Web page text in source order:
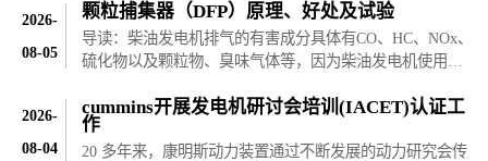
曲线（也叫特性曲线）。鉴于泵内流动的复杂性，机油泵
正确的性能曲线只能..
2026-
08-05
颗粒捕集器（DFP）原理、好处及试验
导读：柴油发电机排气的有害成分具体有CO、HC、NOx、
硫化物以及颗粒物、臭味气体等，因为柴油发电机使用的
低于汽油机，但NOx、颗粒物及臭味气体却过高。目前康
明斯柴油发电机控制面..
2026-
08-04
cummins开展发电机研讨会培训(IACET)认证工
作
20 多年来，康明斯动力装置通过不断发展的动力研究会传